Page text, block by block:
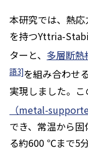
本研究では、熱
を持つYttria-
ターと、 多層断
語3]を組み合わせ
実現しました。こ
（metal-
でき、常温から
る約600 ℃まで5